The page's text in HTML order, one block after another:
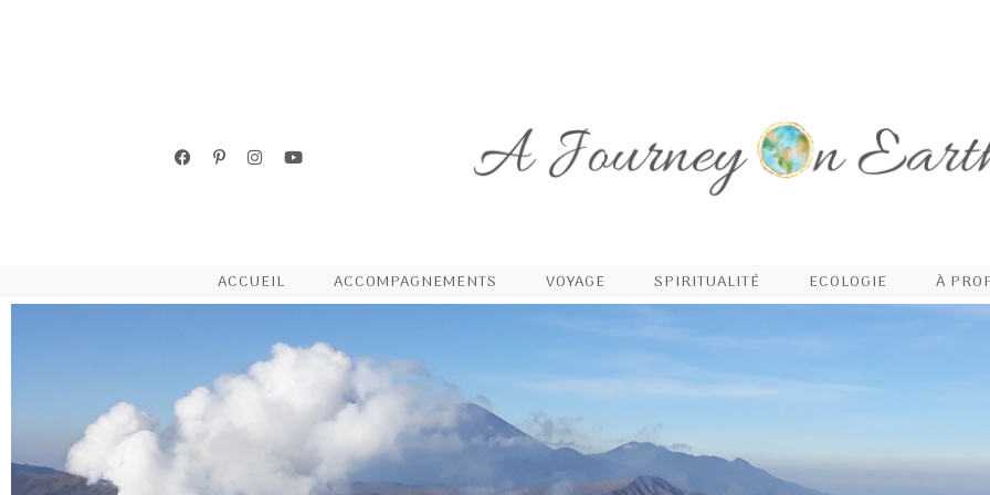
ACCUEIL ACCOMPAGNEMENTS VOYAGE SPIRITUALITÉ ECOLOGIE À